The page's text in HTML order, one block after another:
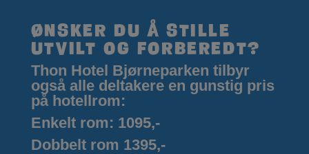
Ønsker du å stille
utvilt og forberedt?
Thon Hotel Bjørneparken tilbyr
også alle deltakere en gunstig pris
på hotellrom:
Enkelt rom: 1095,-
Dobbelt rom 1395,-